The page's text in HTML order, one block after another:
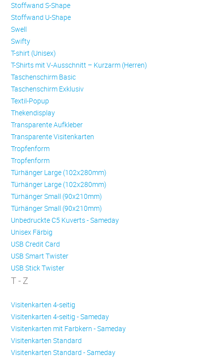
Stoffwand S-Shape
Stoffwand U-Shape
Swell
Swifty
T-shirt (Unisex)
T-Shirts mit V-Ausschnitt – Kurzarm (Herren)
Taschenschirm Basic
Taschenschirm Exklusiv
Textil-Popup
Thekendisplay
Transparente Aufkleber
Transparente Visitenkarten
Trop­fen­form
Trop­fen­form
Türhänger Large (102x280mm)
Türhänger Large (102x280mm)
Türhänger Small (90x210mm)
Türhänger Small (90x210mm)
Unbedruckte C5 Kuverts - Sameday
Unisex Färbig
USB Credit Card
USB Smart Twister
USB Stick Twister
T - Z
Visitenkarten 4-seitig
Visitenkarten 4-seitig - Sameday
Visitenkarten mit Farbkern - Sameday
Visitenkarten Standard
Visitenkarten Standard - Sameday